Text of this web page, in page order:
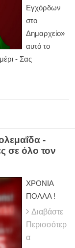
Εγχόρδων
στο
Δημαρχείο»
αυτό το
- Σας
-
σε όλο τον
ΧΡΟΝΙΑ
ΠΟΛΛΑ !
Διαβάστε
Περισσότερ
α